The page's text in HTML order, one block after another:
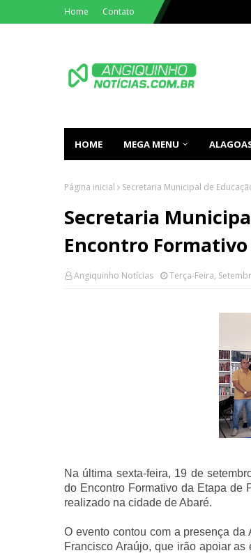
Home Contato
HOME MEGA MENU
Página inicial Secretaria Municipal de
Secretaria
Encontro Formativo
Angiquinho Notícias Terça-Feira,
Na última sexta-feira, 19 de
do Encontro Formativo da Etapa de
realizado na cidade de Abaré.
O evento contou com a presença
Francisco Araújo, que irão apoiar